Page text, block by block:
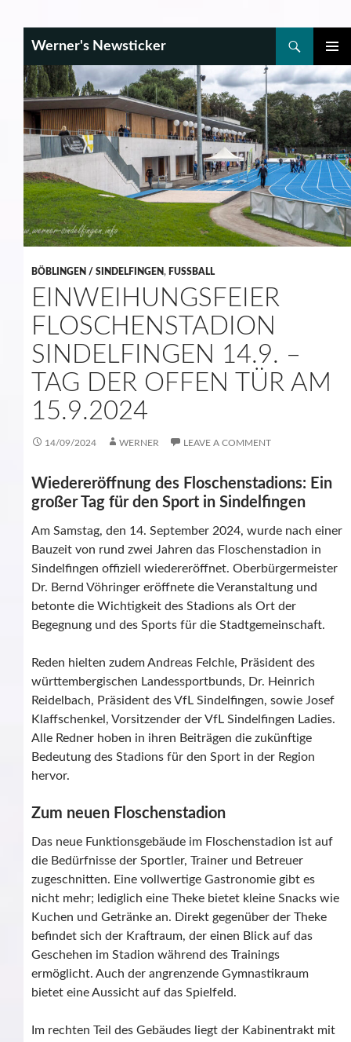
Werner's Newsticker
MENU
TO
CONTENT
BÖBLINGEN / SINDELFINGEN, FUSSBALL
EINWEIHUNGSFEIER
FLOSCHENSTADION
SINDELFINGEN 14.9. –
TAG DER OFFEN TÜR AM
15.9.2024
14/09/2024 WERNER LEAVE A COMMENT
Wiedereröffnung des Floschenstadions: Ein
großer Tag für den Sport in Sindelfingen
Am Samstag, den 14. September 2024, wurde nach einer
Bauzeit von rund zwei Jahren das Floschenstadion in
Sindelfingen offiziell wiedereröffnet. Oberbürgermeister
Dr. Bernd Vöhringer eröffnete die Veranstaltung und
betonte die Wichtigkeit des Stadions als Ort der
Begegnung und des Sports für die Stadtgemeinschaft.
Reden hielten zudem Andreas Felchle, Präsident des
württembergischen Landessportbunds, Dr. Heinrich
Reidelbach, Präsident des VfL Sindelfingen, sowie Josef
Klaffschenkel, Vorsitzender der VfL Sindelfingen Ladies.
Alle Redner hoben in ihren Beiträgen die zukünftige
Bedeutung des Stadions für den Sport in der Region
hervor.
Zum neuen Floschenstadion
Das neue Funktionsgebäude im Floschenstadion ist auf
die Bedürfnisse der Sportler, Trainer und Betreuer
zugeschnitten. Eine vollwertige Gastronomie gibt es
nicht mehr; lediglich eine Theke bietet kleine Snacks wie
Kuchen und Getränke an. Direkt gegenüber der Theke
befindet sich der Kraftraum, der einen Blick auf das
Geschehen im Stadion während des Trainings
ermöglicht. Auch der angrenzende Gymnastikraum
bietet eine Aussicht auf das Spielfeld.
Im rechten Teil des Gebäudes liegt der Kabinentrakt mit